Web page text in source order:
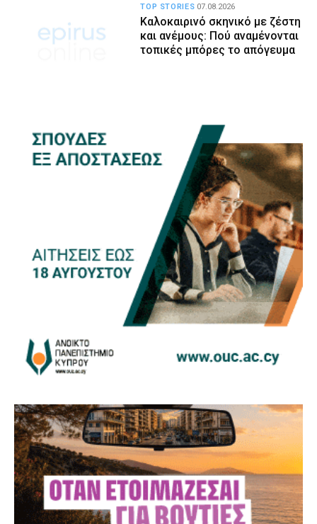
Καλοκαιρινό σκηνικό με ζέστη
και ανέμους: Πού αναμένονται
τοπικές μπόρες το απόγευμα
TOP STORIES 07.08.2026